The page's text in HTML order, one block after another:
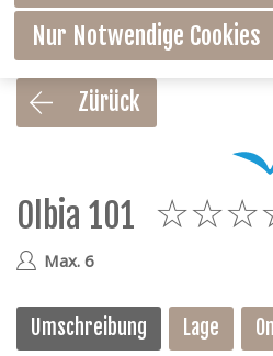
Zürück
Olbia 101
Max. 6
Umschreibung Lage
Nur Notwendige Cookies